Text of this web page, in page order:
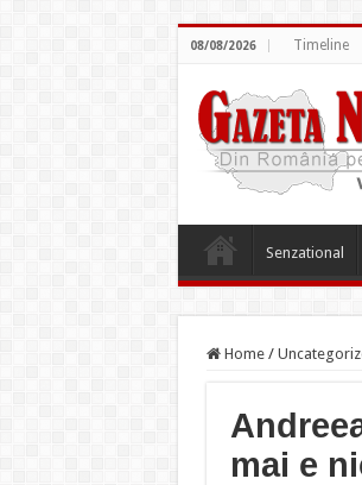
08/08/2026 Timeline
Senzational
Home /
mai e